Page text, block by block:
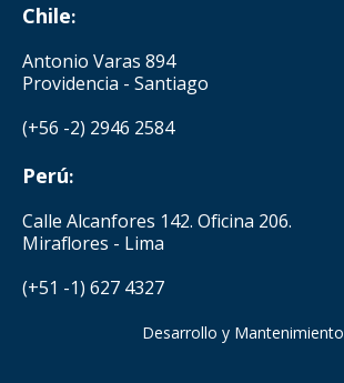
Chile:
Antonio Varas 894
Providencia - Santiago
(+56 -2) 2946 2584
Perú:
Calle Alcanfores 142. Oficina 206.
Miraflores - Lima
(+51 -1) 627 4327
Desarrollo y Mantenimiento